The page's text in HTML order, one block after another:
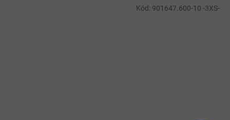
Kód: 901647.600-10 -3XS-